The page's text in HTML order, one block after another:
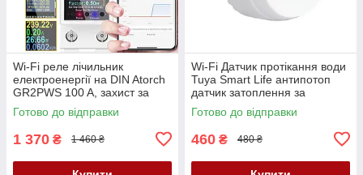
Wi-Fi реле лічильник
електроенергії на DIN Atorch
GR2PWS 100 A, захист за
напругою й струмом
Готово до відправки
1 370 ₴ 1 460 ₴
Wi-Fi Датчик протікання води
Tuya Smart Life антипотоп
датчик затоплення за
допомогою Tuya
Готово до відправки
460 ₴ 480 ₴